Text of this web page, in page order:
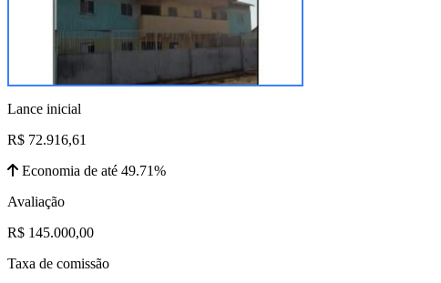
Lance inicial
R$ 72.916,61
Economia de até 49.71%
Avaliação
R$ 145.000,00
Taxa de comissão